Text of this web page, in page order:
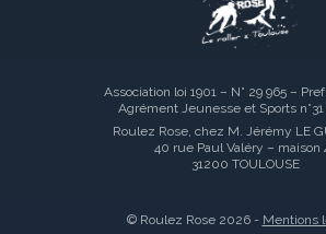
Association loi 1901 – N° 29 965 –
Agrément Jeunesse et Sports n°31
Roulez Rose, chez M. Jérémy LE
40 rue Paul Valéry – maison
31200 TOULOUSE
© Roulez Rose 2026 - Mentions